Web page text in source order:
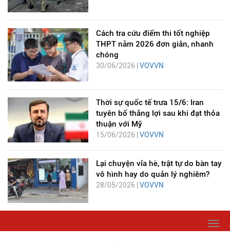
Cách tra cứu điểm thi tốt nghiệp
THPT năm 2026 đơn giản, nhanh
chóng
30/06/2026 |VOVVN
Thời sự quốc tế trưa 15/6: Iran
tuyên bố thắng lợi sau khi đạt thỏa
thuận với Mỹ
15/06/2026 | VOVVN
Lại chuyện vỉa hè, trật tự do bàn tay
vô hình hay do quản lý nghiêm?
28/05/2026 | VOVVN